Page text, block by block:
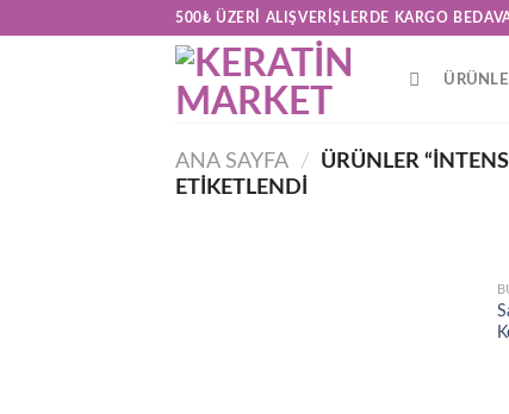
500₺ ÜZERI ALIŞVERIŞLERDE KARGO
ANA SAYFA / ÜRÜNLER
ETIKETLENDI